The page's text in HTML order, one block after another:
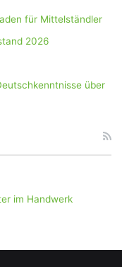
für Mittelständler
2026
über
im Handwerk